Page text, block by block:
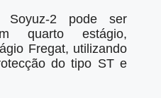
Soyuz-2 pode ser
quarto estágio,
Fregat, utilizando
do tipo ST e